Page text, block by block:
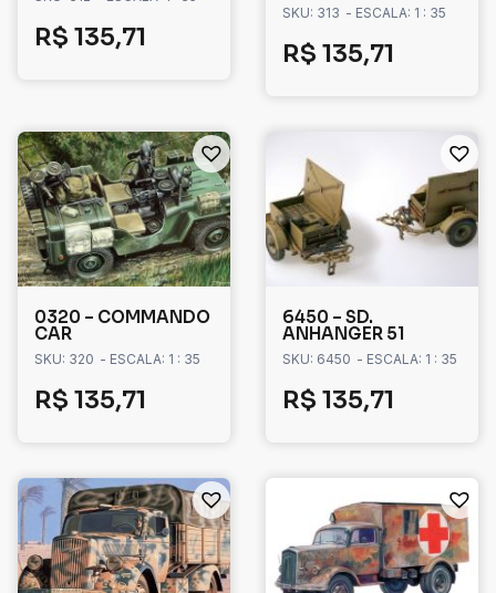
R$ 135,71
SKU: 313 - ESCALA: 1 : 35
R$ 135,71
0320 – COMMANDO
CAR
SKU: 320 - ESCALA: 1 : 35
R$ 135,71
6450 – SD.
ANHANGER 51
SKU: 6450 - ESCALA: 1 : 35
R$ 135,71